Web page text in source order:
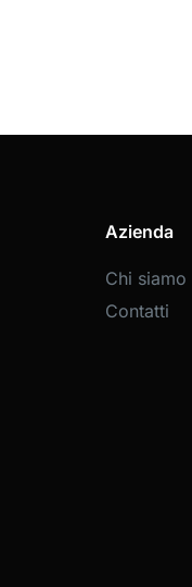
Azienda
Chi siamo
Contatti